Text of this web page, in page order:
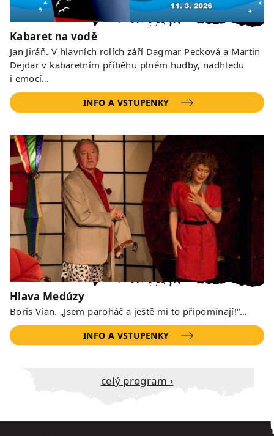
Kabaret na vodě
Jan Jiráň. V hlavních rolích září Dagmar Pecková a Martin
Dejdar v kabaretním příběhu plném hudby, nadhledu
i emocí…
INFO A VSTUPENKY
Hlava Medúzy
Boris Vian. „Jsem paroháč a ještě mi to připomínají!“…
INFO A VSTUPENKY
Celý program ›